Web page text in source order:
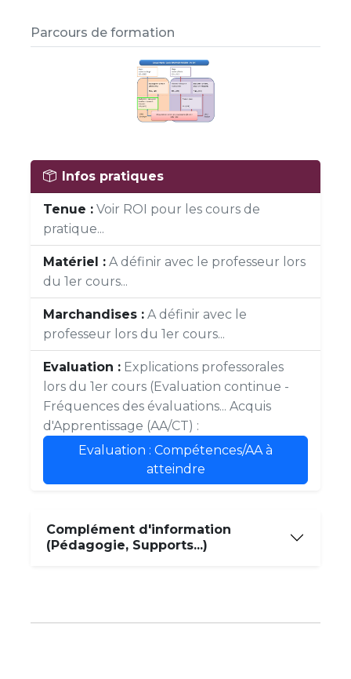
Parcours de formation
Infos pratiques
Tenue : Voir ROI pour les cours de
pratique...
Matériel : A définir avec le professeur lors
du 1er cours...
Marchandises : A définir avec le
professeur lors du 1er cours...
Evaluation : Explications professorales
lors du 1er cours (Evaluation continue -
Fréquences des évaluations... Acquis
d'Apprentissage (AA/CT) :
Evaluation : Compétences/AA à
atteindre
Complément d'information
(Pédagogie, Supports...)